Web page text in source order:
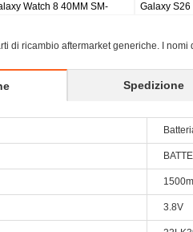
Galaxy Tab S8 Ultra SM-
di ricambio aftermarket generiche. I
Spedizione
3.8V